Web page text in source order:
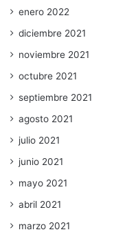
enero 2022
diciembre 2021
noviembre 2021
octubre 2021
septiembre 2021
agosto 2021
julio 2021
junio 2021
mayo 2021
abril 2021
marzo 2021